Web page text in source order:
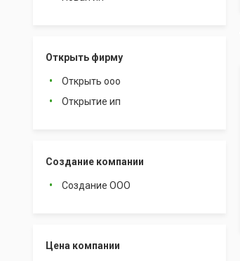
Открыть фирму
Открыть ооо
Открытие ип
Создание компании
Создание ООО
Цена компании